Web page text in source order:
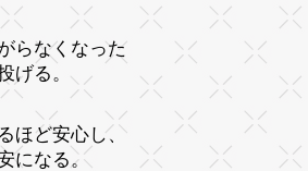
らなくなった
げる。
ほど安心し、
になる。